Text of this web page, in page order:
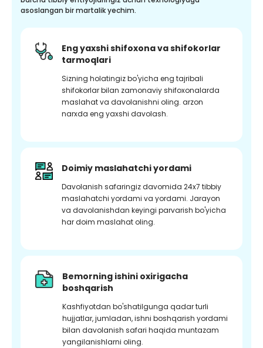
asoslangan bir martalik yechim.
Eng yaxshi shifoxona va shifokorlar
tarmoqlari
Sizning holatingiz bo'yicha eng tajribali
shifokorlar bilan zamonaviy shifoxonalarda
maslahat va davolanishni oling. arzon
narxda eng yaxshi davolash.
Doimiy maslahatchi yordami
Davolanish safaringiz davomida 24x7 tibbiy
maslahatchi yordami va yordami. Jarayon
va davolanishdan keyingi parvarish bo'yicha
har doim maslahat oling.
Bemorning ishini oxirigacha
boshqarish
Kashfiyotdan bo'shatilgunga qadar turli
hujjatlar, jumladan, ishni boshqarish yordami
bilan davolanish safari haqida muntazam
yangilanishlarni oling.